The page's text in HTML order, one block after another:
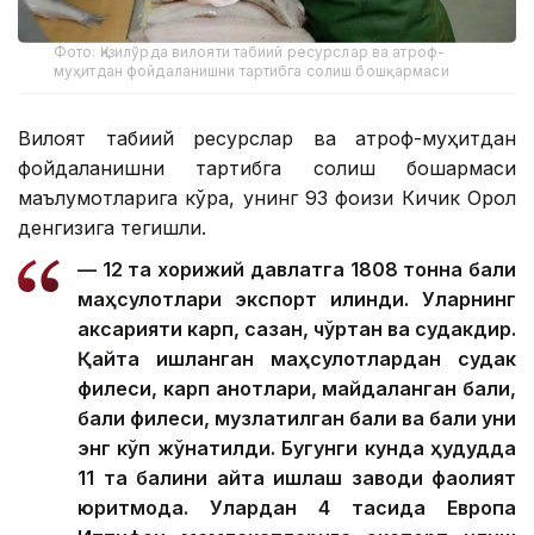
Фото: Қизилўрда вилояти табиий ресурслар ва атроф-
муҳитдан фойдаланишни тартибга солиш бошқармаси
Вилоят табиий ресурслар ва атроф-муҳитдан
фойдаланишни тартибга солиш бошқармаси
маълумотларига кўра, унинг 93 фоизи Кичик Орол
денгизига тегишли.
— 12 та хорижий давлатга 1808 тонна балиқ
маҳсулотлари экспорт қилинди. Уларнинг
аксарияти карп, сазан, чўртан ва судакдир.
Қайта ишланган маҳсулотлардан судак
филеси, карп қанотлари, майдаланган балиқ,
балиқ филеси, музлатилган балиқ ва балиқ уни
энг кўп жўнатилди. Бугунги кунда ҳудудда
11 та балиқни қайта ишлаш заводи фаолият
юритмоқда. Улардан 4 тасида Европа